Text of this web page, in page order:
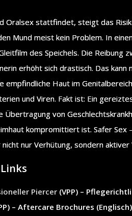
Oralsex stattfindet, steigt das
Mund meist kein Problem. In
des Speichels. Die Reibung
erhöht sich drastisch. Das kann
empfindliche Haut im
und Viren. Fakt ist: Ein
Übertragung von
kompromittiert ist. Safer
nur Verhütung, sondern
Piercer (VPP) –
– Aftercare Brochures (Englisch)